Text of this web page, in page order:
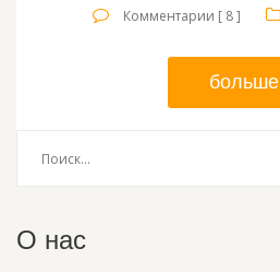
Комментарии [ 8 ]
больше
О нас